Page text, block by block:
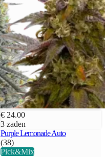
€ 24.00
3 zaden
Purple Lemonade Auto
(38)
Pick&Mix